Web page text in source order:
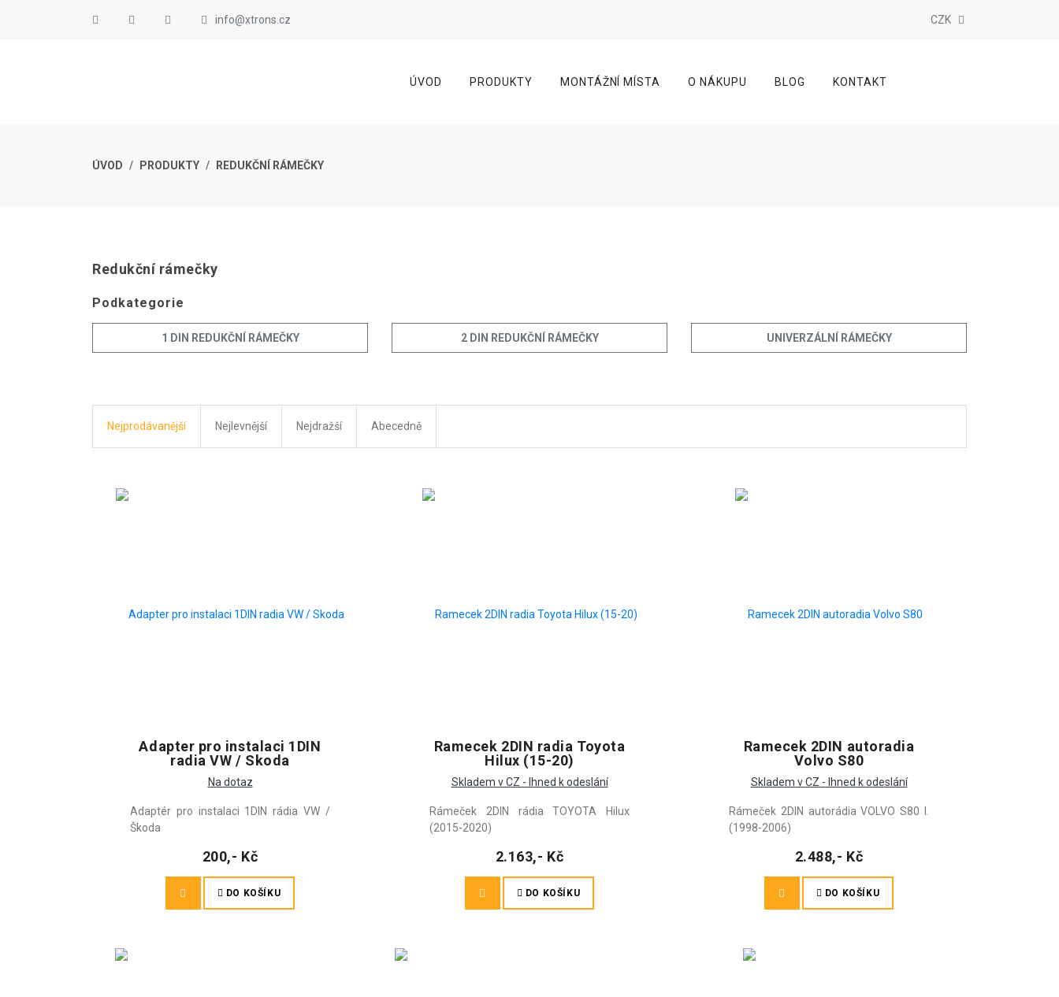
info@xtrons.cz CZK
ÚVOD PRODUKTY MONTÁŽNÍ MÍSTA O NÁKUPU BLOG KONTAKT
ÚVOD PRODUKTY REDUKČNÍ RÁMEČKY
Redukční rámečky
Podkategorie
1 DIN REDUKČNÍ RÁMEČKY 2 DIN REDUKČNÍ RÁMEČKY UNIVERZÁLNÍ RÁMEČKY
Nejprodávanější Nejlevnější Nejdražší Abecedně
Adapter pro instalaci 1DIN
radia VW / Skoda
Na dotaz
Adaptér pro instalaci 1DIN rádia VW /
Škoda
200,- Kč
DO KOŠÍKU
Ramecek 2DIN radia Toyota
Hilux (15-20)
Skladem v CZ - Ihned k odeslání
Rámeček 2DIN rádia TOYOTA Hilux
(2015-2020)
2.163,- Kč
DO KOŠÍKU
Ramecek 2DIN autoradia
Volvo S80
Skladem v CZ - Ihned k odeslání
Rámeček 2DIN autorádia VOLVO S80 I.
(1998-2006)
2.488,- Kč
DO KOŠÍKU